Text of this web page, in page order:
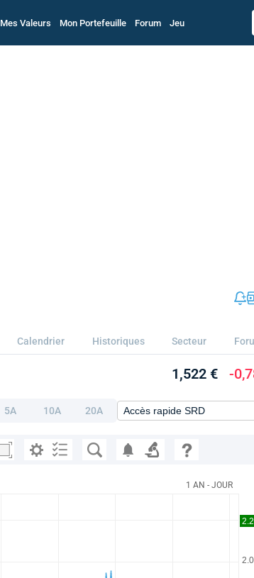
Mes Valeurs Mon Portefeuille Forum Jeu
Calendrier Historiques Secteur
1,522 € -
5A 10A 20A
1 AN - JOUR